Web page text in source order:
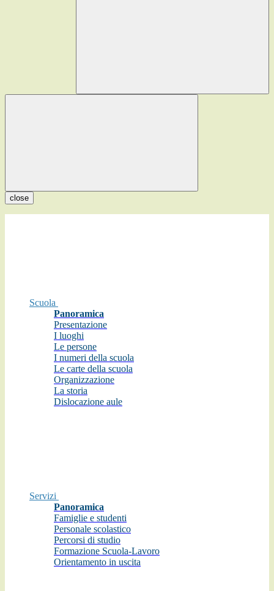
close
Scuola
Panoramica
Presentazione
I luoghi
Le persone
I numeri della scuola
Le carte della scuola
Organizzazione
La storia
Dislocazione aule
Servizi
Panoramica
Famiglie e studenti
Personale scolastico
Percorsi di studio
Formazione Scuola-Lavoro
Orientamento in uscita